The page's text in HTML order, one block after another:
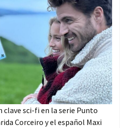
sci-fi en la serie Punto
Corceiro y el español Maxi